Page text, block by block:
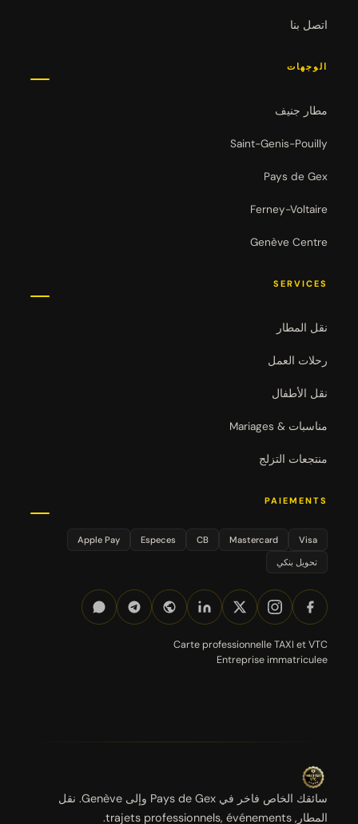
اتصل بنا
الوجهات
مطار جنيف
Saint-Genis-Pouilly
Pays de Gex
Ferney-Voltaire
Genève Centre
SERVICES
نقل المطار
رحلات العمل
نقل الأطفال
مناسبات & Mariages
منتجعات التزلج
PAIEMENTS
Visa
Mastercard
CB
Especes
Apple Pay
تحويل بنكي
Carte professionnelle TAXI et VTC
Entreprise immatriculee
سائقك الخاص فاخر في Pays de Gex وإلى Genève. نقل
المطار, trajets professionnels, événements.